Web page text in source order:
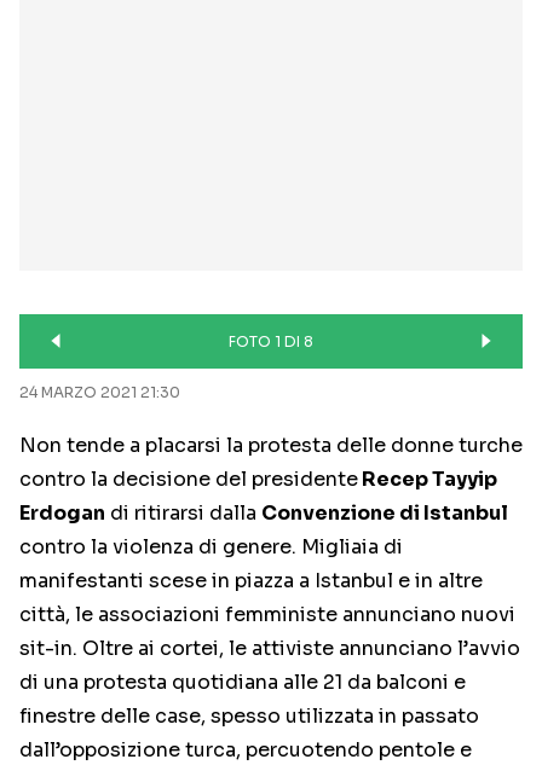
FOTO 1 DI 8
24 MARZO 2021 21:30
Non tende a placarsi la protesta delle donne turche
contro la decisione del presidenteRecep Tayyip
Erdogan di ritirarsi dalla Convenzione di Istanbul
contro la violenza di genere. Migliaia di
manifestanti scese in piazza a Istanbul e in altre
città, le associazioni femministe annunciano nuovi
sit-in. Oltre ai cortei, le attiviste annunciano l’avvio
di una protesta quotidiana alle 21 da balconi e
finestre delle case, spesso utilizzata in passato
dall’opposizione turca, percuotendo pentole e